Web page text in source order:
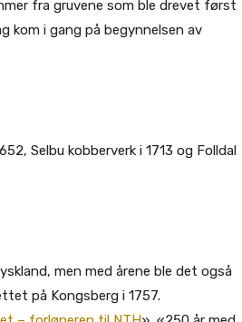
fra gruvene som ble drevet først
kom i gang på begynnelsen av
Selbu kobberverk i 1713 og Folldal
men med årene ble det også
på Kongsberg i 1757.